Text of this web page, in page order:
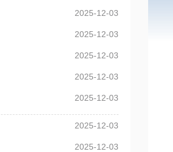
2025-12-03
2025-12-03
2025-12-03
2025-12-03
2025-12-03
2025-12-03
2025-12-03